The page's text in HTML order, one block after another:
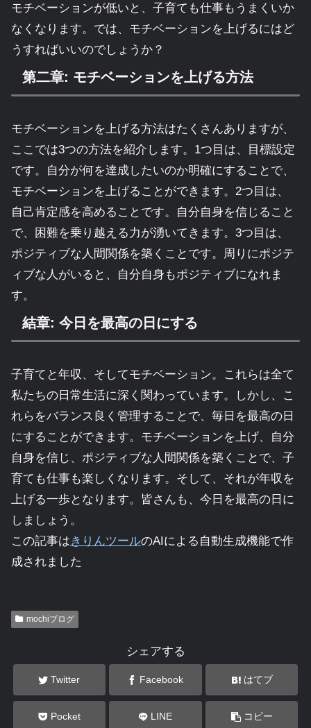
モチベーションが低いと、子育ても仕事もうまくいか
なくなります。では、モチベーションを上げるにはど
うすればいいのでしょうか？
第二章: モチベーションを上げる方法
モチベーションを上げる方法はたくさんありますが、
ここでは3つの方法を紹介します。1つ目は、目標設定
です。自分が何を達成したいのか明確にすることで、
モチベーションを上げることができます。2つ目は、
自己肯定感を高めることです。自分自身を信じること
で、困難を乗り越える力が湧いてきます。3つ目は、
ポジティブな人間関係を築くことです。周りにポジテ
ィブな人がいると、自分自身もポジティブになれま
す。
結章: 今日を最高の日にする
子育てと年収、そしてモチベーション。これらは全て
私たちの日常生活に深く関わっています。しかし、こ
れらをバランス良く管理することで、毎日を最高の日
にすることができます。モチベーションを上げ、自分
自身を信じ、ポジティブな人間関係を築くことで、子
育ても仕事も楽しくなります。そして、それが年収を
上げる一歩となります。皆さんも、今日を最高の日に
しましょう。
この記事はきりんツールのAIによる自動生成機能で作
成されました
mochiブログ
シェアする
Twitter Facebook はてブ
Pocket LINE コピー